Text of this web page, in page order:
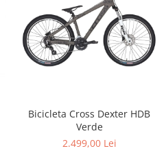
Bicicleta Cross Dexter HDB
Verde
2.499,00 Lei